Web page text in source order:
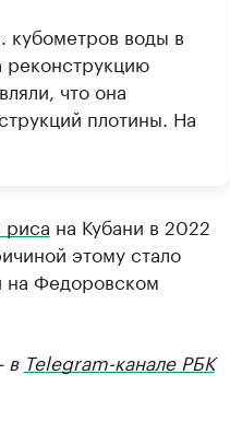
кубометров воды в
реконструкцию
что она
плотины. На
риса на Кубани в 2022
этому стало
на Федоровском
в Telegram-канале РБК